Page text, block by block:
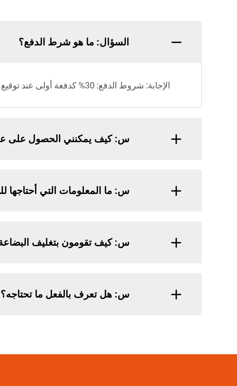
السؤال: ما هو شرط الدفع؟
الإجابة: شروط الدفع: 30% كدفعة أولى عند توقيع الفاتورة الإرشادية، ويتم سداد الباقي عن طريق التحويل المصرفي قبل التسليم.
س: كيف يمكنني الحصول على
س: ما المعلومات التي
س: كيف تقومون بتغليف
س: هل تعرف بالفعل ما تحتاجه؟